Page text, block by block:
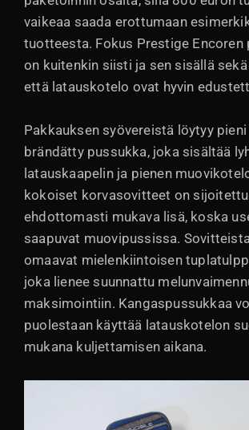
vaikeaa saada erottumaan
tuotteesta. Fokus Prestige Encoren
on kuitenkin siisti ja sen sisällä
että latauskotelo ovat hyvin
Pakkauksen syövereistä löytyy
brändätty pussukka, joka sisältää
latauskaapelin ja pienen
kokoiset korvasovitteet on
ehdottomasti mukava lisä, koska
saapuvat muovipussissa.
omaavat mielenkiintoisen
joka lienee suunnattu
maksimointiin. Kangaspussukkaa
puolestaan käyttää latauskotelon
mukana kuljettamisen aikana.